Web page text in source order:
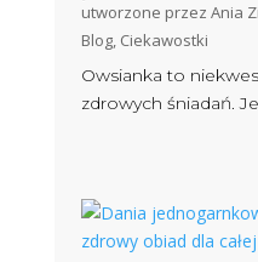
utworzone przezAnia
Blog, Ciekawostki
Owsianka to
zdrowych śniadań.